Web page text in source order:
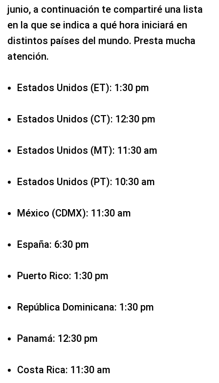
junio, a continuación te compartiré una lista
en la que se indica a qué hora iniciará en
distintos países del mundo. Presta mucha
atención.
Estados Unidos (ET): 1:30 pm
Estados Unidos (CT): 12:30 pm
Estados Unidos (MT): 11:30 am
Estados Unidos (PT): 10:30 am
México (CDMX): 11:30 am
España: 6:30 pm
Puerto Rico: 1:30 pm
República Dominicana: 1:30 pm
Panamá: 12:30 pm
Costa Rica: 11:30 am